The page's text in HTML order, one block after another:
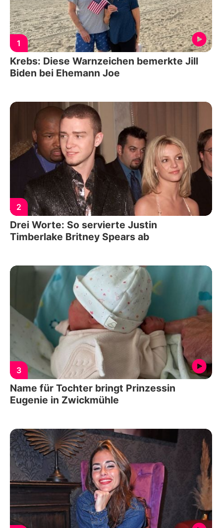
1
Krebs: Diese Warnzeichen bemerkte Jill
Biden bei Ehemann Joe
2
Drei Worte: So servierte Justin
Timberlake Britney Spears ab
3
Name für Tochter bringt Prinzessin
Eugenie in Zwickmühle